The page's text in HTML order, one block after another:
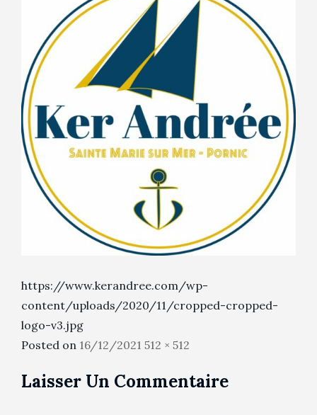
https://www.kerandree.com/wp-
content/uploads/2020/11/cropped-cropped-
logo-v3.jpg
Posted on Posted
16/12/2021 Full
512 × 512
Laisser Un Commentaire